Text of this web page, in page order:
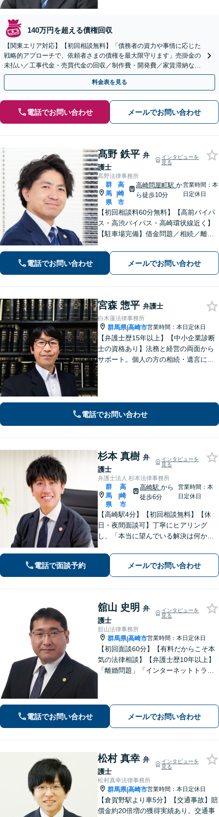
140万円を超える債権回収
【関東エリア対応】【初回相談無料】「債務者の資力や事情に応じた
戦略的アプローチで、依頼者さまの債権を最大限守ります」売掛金の
未払い／工事代金・売買代金の回収／制作費・開発費／家賃滞納な
ど、事業活動で発生するあらゆる債権回収に実績あり
料金表を見る
電話でお問い合わせ メールでお問い合わせ
髙野 鉄平 弁
護士
インタビューを
見る
髙野法律事務所
群
馬
県
|
高
崎
市
高崎問屋町駅か
ら徒歩10分
営業時間：本
日定休日
【初回相談料60分無料】【高前バイパ
ス・高渋バイパス・高崎環状線近く】
【駐車場完備】借金問題／相続／離婚
広く対応しております。丁寧なヒアリ
ングとコミュニケーションを重ねるこ
とを大切にしております【休日・夜間
対応可】
電話でお問い合わせ メールでお問い合わせ
宮森 惣平 弁護士
白木蓮法律事務所
群馬県|高崎市営業時間：本日定休日
【弁護士歴15年以上】【中小企業診断
士の資格あり】法務と経営の両面から
サポート。個人の方の相続・遺言にも
を見渡し、実効性のあるアドバイスを
提供。
電話でお問い合わせ
杉本 真樹 弁
護士
インタビューを
見る
弁護士法人 杉本法律事務所
群
馬
県
|
高
崎
市
高崎駅から
徒歩6分
営業時間：本
日定休日
【高崎駅4分】【初回相談無料】【休
日・夜間面談可】丁寧にヒアリング
し、「本当に望んでいる解決は何か」
きめ細やかな対応で、依頼者さまにご
満足いただけるように心がけておりま
す。お悩みの際は、ぜひご相談くださ
い。
電話で面談予約 メールでお問い合わせ
舘山 史明 弁
護士
インタビューを
見る
舘山法律事務所
群馬県|高崎市営業時間：本日定休日
【初回面談60分】【有料だからこそ本
気の法律相談】【弁護士歴10年以上】
「離婚問題」「インターネットトラブ
を展開します【高崎駅徒歩15分】
電話でお問い合わせ メールでお問い合わせ
松村 真幸 弁
護士
インタビューを
見る
松村真幸法律事務所
群馬県|高崎市営業時間：本日定休日
【倉賀野駅より車5分】【交通事故】賠
償金約20倍増の獲得実績あり。交通事